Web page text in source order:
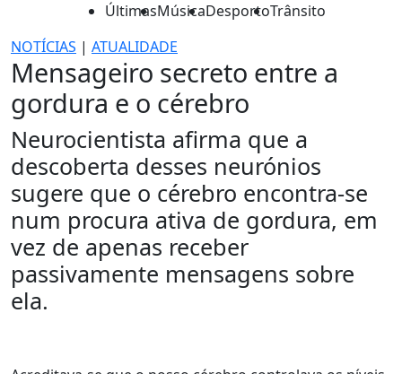
ÚltimasMúsicaDesportoTrânsito
NOTÍCIAS | ATUALIDADE
Mensageiro secreto entre a
gordura e o cérebro
Neurocientista afirma que a
descoberta desses neurónios
sugere que o cérebro encontra-se
num procura ativa de gordura, em
vez de apenas receber
passivamente mensagens sobre
ela.